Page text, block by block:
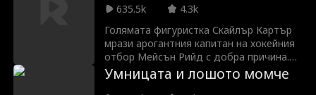
635.5k
4.3k
Голямата фигуристка Скайлър Картър
мрази арогантния капитан на хокейния
отбор Мейсън Рийд с добра причина.
Когато шегата на Скайлър срещу
отбора оставя Мейсън ранен, тя е
Умницата и лошото момче